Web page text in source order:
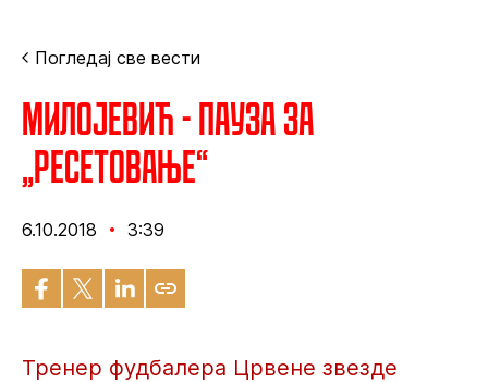
Погледај све вести
Милојевић - Пауза за
„ресетовање“
6.10.2018 3:39
Тренер фудбалера Црвене звезде